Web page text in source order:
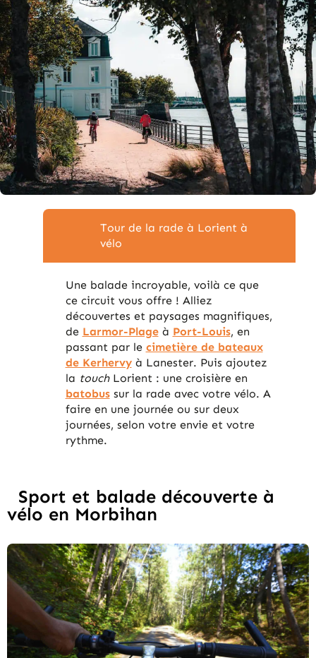
Tour de la rade à Lorient à
vélo
Une balade incroyable, voilà ce que
ce circuit vous offre ! Alliez
découvertes et paysages magnifiques,
de Larmor-Plageà Port-Louis, en
passant par le cimetière de bateaux
de Kerhervyà Lanester. Puis ajoutez
la touch Lorient : une croisière en
batobussur la rade avec votre vélo. A
faire en une journée ou sur deux
journées, selon votre envie et votre
rythme.
Sport et balade découverte à
vélo en Morbihan